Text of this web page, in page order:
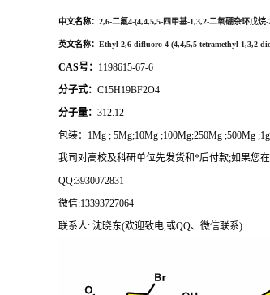
中文名称： 2,6-二氟4-(4,4,5,5-四甲基-1,3,2-二氧硼杂环戊烷
英文名称： Ethyl 2,6-difluoro-4-(4,4,5,5-tetramethyl-1,3,2-
CAS号： 1198615-67-6
分子式： C15H19BF2O4
分子量： 312.12
包装： 1Mg ; 5Mg;10Mg ;100Mg;250Mg ;500Mg
我司对高校及科研单位先发货和*后付款;如果您
QQ:3930072831
微信:13393727064
联系人: 沈晓东(欢迎致电,或QQ、微信联系)